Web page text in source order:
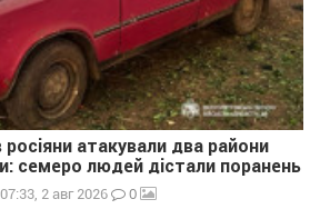
росіяни атакували два райони
семеро людей дістали поранень
2 авг 2026 0